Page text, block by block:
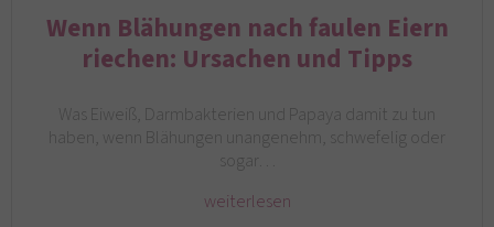
Wenn Blähungen nach faulen Eiern
riechen: Ursachen und Tipps
Was Eiweiß, Darmbakterien und Papaya damit zu tun
haben, wenn Blähungen unangenehm, schwefelig oder
sogar…
weiterlesen